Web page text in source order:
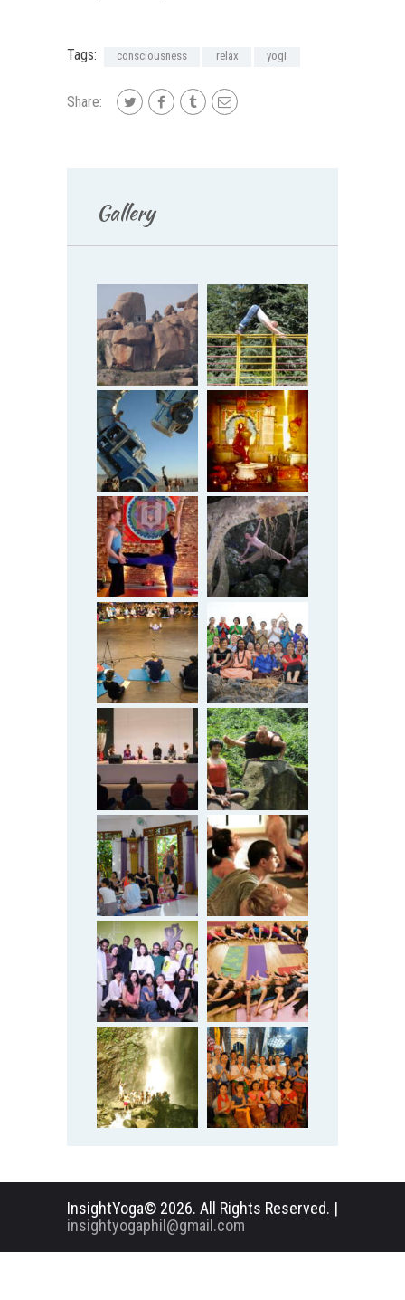
Tags: consciousness relax yogi
Share:
Gallery
InsightYoga© 2026. All Rights Reserved. |
insightyogaphil@gmail.com